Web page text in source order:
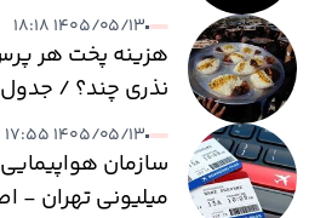
۱۴۰۵/۰۵/۱۳ ۱۸:۱۸
هزینه پخت هر
نذری چند؟ / جدول
۱۴۰۵/۰۵/۱۳ ۱۷:۵۵
میلیونی تهران -